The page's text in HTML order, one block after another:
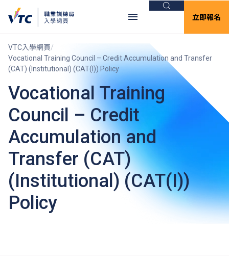
搜尋
立即報名
VTC入學網頁
Vocational Training Council – Credit Accumulation and Transfer
(CAT) (Institutional) (CAT(I)) Policy
Vocational Training
Council – Credit
Accumulation and
Transfer (CAT)
(Institutional) (CAT(I))
Policy